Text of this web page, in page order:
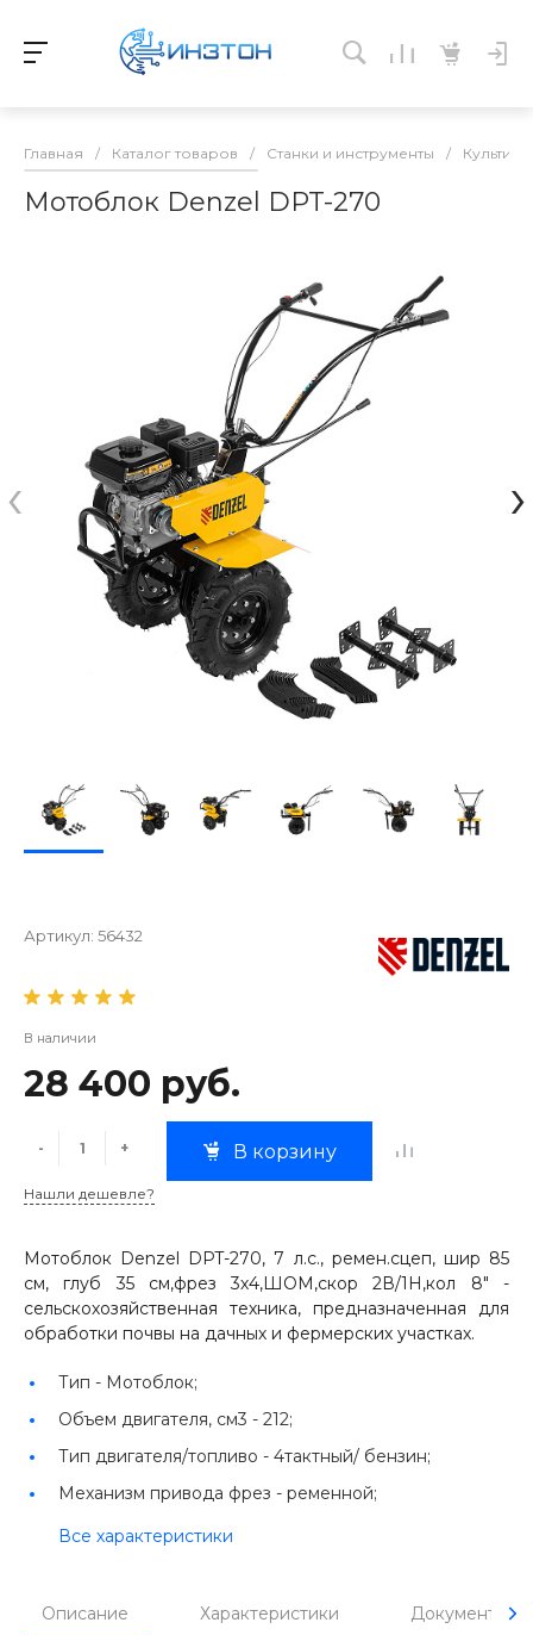
Главная / Каталог товаров / Станки и инструменты /
Мотоблок Denzel DPT-270
‹ ›
Артикул: 56432
В наличии
28 400 руб.
- + В корзину
Нашли дешевле?
Мотоблок Denzel DPT-270, 7 л.с., ремен.сцеп, шир 85
см, глуб 35 см,фрез 3х4,ШОМ,скор 2В/1Н,кол 8" -
сельскохозяйственная техника, предназначенная для
обработки почвы на дачных и фермерских участках.
Тип - Мотоблок;
Объем двигателя, см3 - 212;
Тип двигателя/топливо - 4тактный/ бензин;
Механизм привода фрез - ременной;
Все характеристики
Описание Характеристики Документы